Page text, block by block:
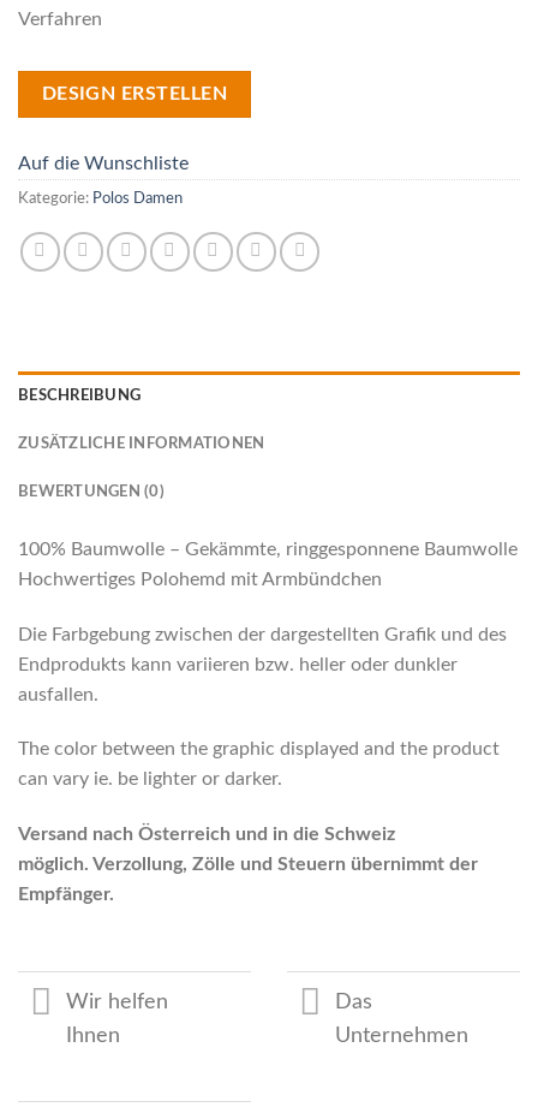
Verfahren
DESIGN ERSTELLEN
Auf die Wunschliste
Kategorie: Polos Damen
BESCHREIBUNG
ZUSÄTZLICHE INFORMATIONEN
BEWERTUNGEN (0)
100% Baumwolle – Gekämmte, ringgesponnene Baumwolle
Hochwertiges Polohemd mit Armbündchen
Die Farbgebung zwischen der dargestellten Grafik und des
Endprodukts kann variieren bzw. heller oder dunkler
ausfallen.
The color between the graphic displayed and the product
can vary ie. be lighter or darker.
Versand nach Österreich und in die Schweiz
möglich. Verzollung, Zölle und Steuern übernimmt der
Empfänger.
Wir helfen
Ihnen
Das
Unternehmen